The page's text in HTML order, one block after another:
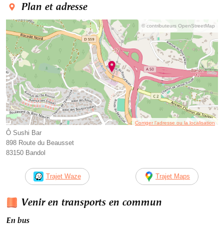
Plan et adresse
© contributeurs OpenStreetMap
Corriger l’adresse ou la localisation
Ô Sushi Bar
898 Route du Beausset
83150 Bandol
Trajet Waze Trajet Maps
Venir en transports en commun
En bus